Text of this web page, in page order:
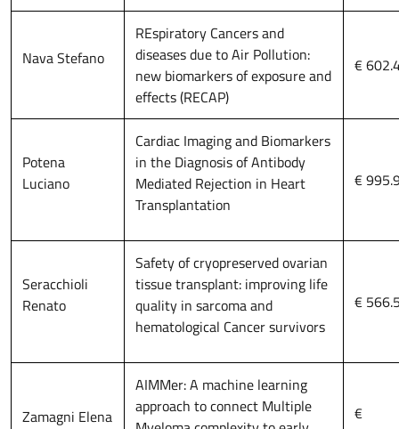
Nava Stefano
REspiratory Cancers and
diseases due to Air Pollution:
new biomarkers of exposure and
effects (RECAP)
€
Potena
Luciano
Cardiac Imaging and Biomarkers
in the Diagnosis of Antibody
Mediated Rejection in Heart
Transplantation
€
Seracchioli
Renato
Safety of cryopreserved ovarian
tissue transplant: improving life
quality in sarcoma and
hematological Cancer survivors
€
Zamagni Elena
AIMMer: A machine learning
approach to connect Multiple
€